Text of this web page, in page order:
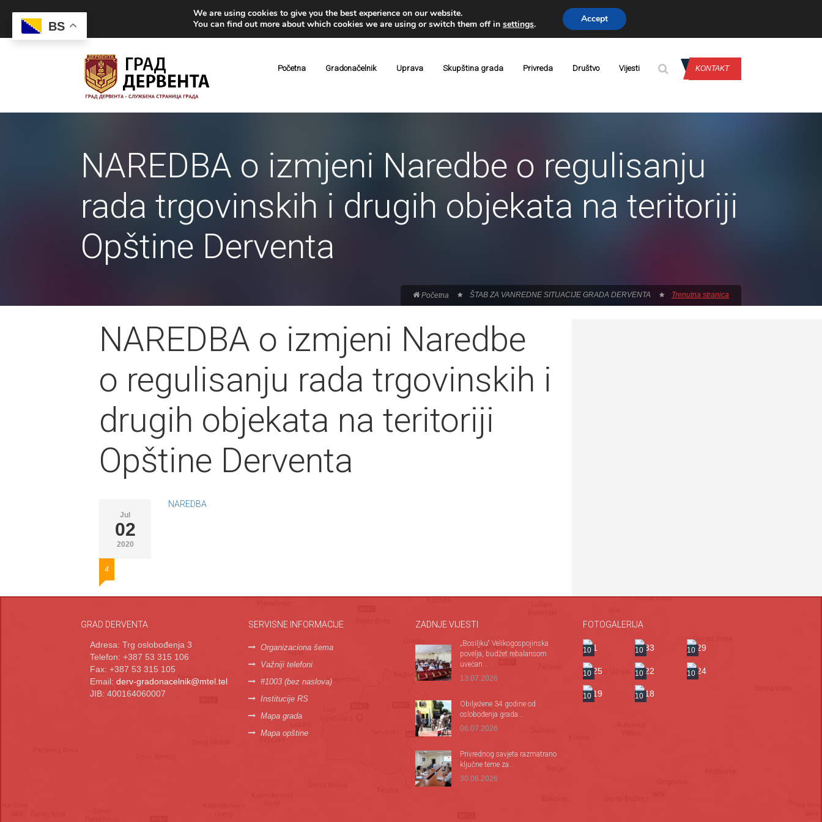
Početna Gradonačelnik Uprava Skupština grada Privreda Društvo Vijesti KONTAKT
NAREDBA o izmjeni Naredbe o regulisanju
rada trgovinskih i drugih objekata na teritoriji
Opštine Derventa
Početna ŠTAB ZA VANREDNE SITUACIJE GRADA DERVENTA Trenutna stranica
NAREDBA o izmjeni Naredbe
o regulisanju rada trgovinskih i
drugih objekata na teritoriji
Opštine Derventa
Jul
02
2020
4
NAREDBA
GRAD DERVENTA
Adresa: Trg oslobođenja 3
Telefon: +387 53 315 106
Fax: +387 53 315 105
Email: derv-gradonacelnik@mtel.tel
JIB: 400164060007
SERVISNE INFORMACIJE
Organizaciona šema
Važniji telefoni
#1003 (bez naslova)
Institucije RS
Mapa grada
Mapa opštine
ZADNJE VIJESTI
„Bosiljku“ Velikogospojinska
povelja, budžet rebalansom
uvećan...
13.07.2026
Оbilježene 34 godine od
oslobođenja grada...
06.07.2026
Privrednog savjeta razmatrano
ključne teme za...
30.06.2026
FOTOGALERIJA
10 10 10
10 10 10
10 10
BS
We are using cookies to give you the best experience on our website.
You can find out more about which cookies we are using or switch them off in settings. Accept